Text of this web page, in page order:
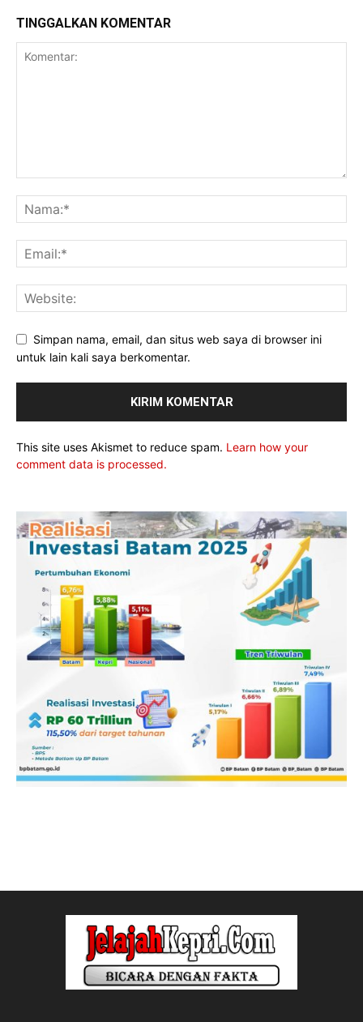
TINGGALKAN KOMENTAR
Simpan nama, email, dan situs web saya di browser ini
untuk lain kali saya berkomentar.
This site uses Akismet to reduce spam. Learn how your
comment data is processed.